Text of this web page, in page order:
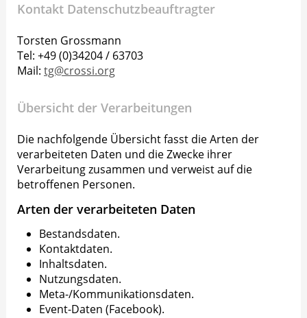
Kontakt Datenschutzbeauftragter
Torsten Grossmann
Tel: +49 (0)34204 / 63703
Mail: tg@crossi.org
Übersicht der Verarbeitungen
Die nachfolgende Übersicht fasst die Arten der
verarbeiteten Daten und die Zwecke ihrer
Verarbeitung zusammen und verweist auf die
betroffenen Personen.
Arten der verarbeiteten Daten
Bestandsdaten.
Kontaktdaten.
Inhaltsdaten.
Nutzungsdaten.
Meta-/Kommunikationsdaten.
Event-Daten (Facebook).